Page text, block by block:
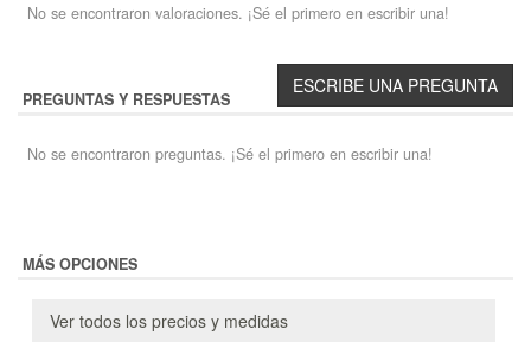
No se encontraron valoraciones. ¡Sé el primero en escribir una!
PREGUNTAS Y RESPUESTAS
No se encontraron preguntas. ¡Sé el primero en escribir una!
MÁS OPCIONES
Ver todos los precios y medidas